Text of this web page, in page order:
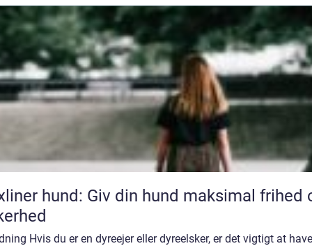
hund: Giv din hund maksimal frihed
Hvis du er en dyreejer eller dyreelsker, er det vigtigt at